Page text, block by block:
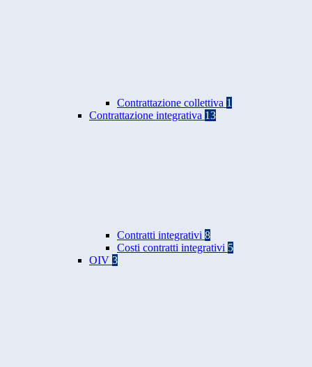
Contrattazione collettiva 1
Contrattazione integrativa 13
Contratti integrativi 8
Costi contratti integrativi 5
OIV 3